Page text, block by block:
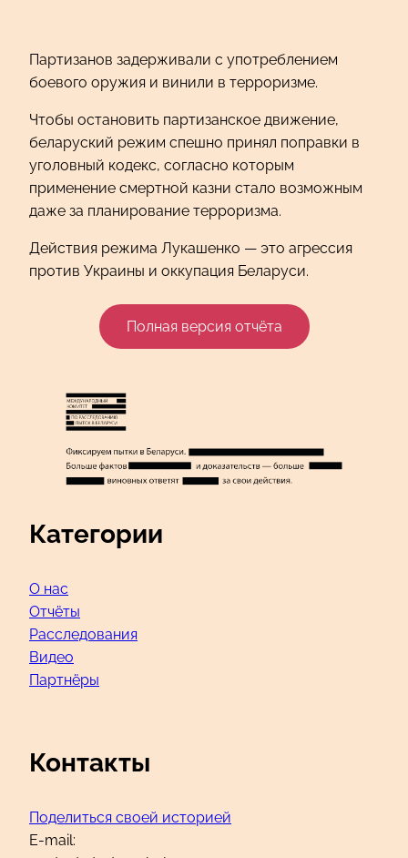
Партизанов задерживали с употреблением
боевого оружия и винили в терроризме.
Чтобы остановить партизанское движение,
беларуский режим спешно принял поправки в
уголовный кодекс, согласно которым
применение смертной казни стало возможным
даже за планирование терроризма.
Действия режима Лукашенко — это агрессия
против Украины и оккупация Беларуси.
Полная версия отчёта
Категории
О нас
Отчёты
Расследования
Видео
Партнёры
Контакты
Поделиться своей историей
E-mail: